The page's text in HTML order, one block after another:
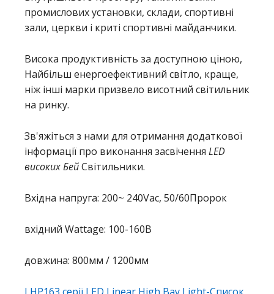
промислових установки, склади, спортивні
зали, церкви і криті спортивні майданчики.
Висока продуктивність за доступною ціною,
Найбільш енергоефективний світло, краще,
ніж інші марки призвело висотний світильник
на ринку.
Зв'яжіться з нами для отримання додаткової
інформації про виконання засвічення LED
високих БейСвітильники.
Вхідна напруга: 200~ 240Vac, 50/60Пророк
вхідний Wattage: 100-160В
довжина: 800мм / 1200мм